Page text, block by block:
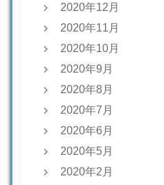
2020年12月
2020年11月
2020年10月
2020年9月
2020年8月
2020年7月
2020年6月
2020年5月
2020年2月